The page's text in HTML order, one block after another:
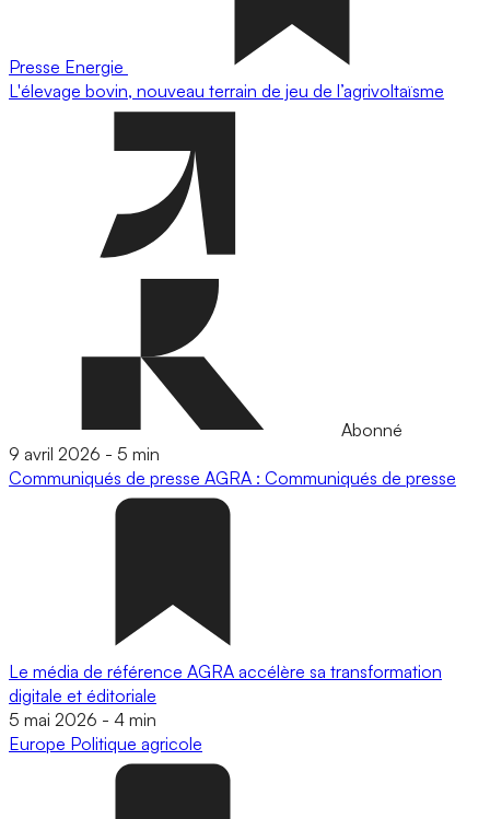
Presse Energie
L'élevage bovin, nouveau terrain de jeu de l’agrivoltaïsme
Abonné
9 avril 2026 - 5 min
Communiqués de presse AGRA : Communiqués de presse
Le média de référence AGRA accélère sa transformation
digitale et éditoriale
5 mai 2026 - 4 min
Europe Politique agricole